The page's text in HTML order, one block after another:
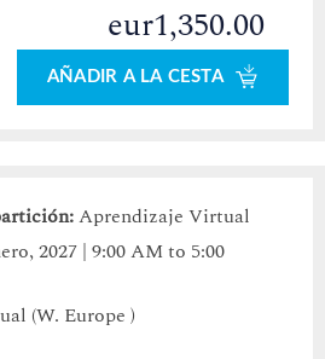
eur1,350.00
AÑADIR A LA CESTA
Aprendizaje Virtual
2027 | 9:00 AM to 5:00
(W. Europe )